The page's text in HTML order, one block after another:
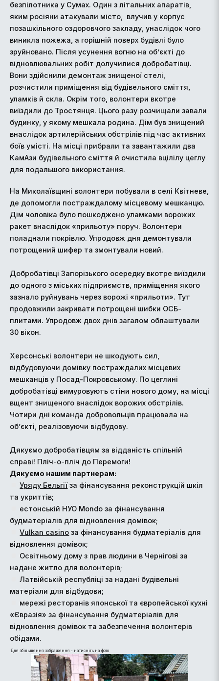
безпілотника у Сумах. Один з літальних апаратів,
яким росіяни атакували місто, влучив у корпус
позашкільного оздоровчого закладу, унаслідок чого
виникла пожежа, а горішній поверх будівлі було
зруйновано. Після усунення вогню на об’єкті до
відновлювальних робіт долучилися добробатівці.
Вони здійснили демонтаж знищеної стелі,
розчистили приміщення від будівельного сміття,
уламків й скла. Окрім того, волонтери вкотре
виїздили до Тростянця. Цього разу розчищали завали
будинку, у якому мешкала родина. Дім був знищений
внаслідок артилерійських обстрілів під час активних
боїв умісті. На місці прибрали та завантажили два
КамАзи будівельного сміття й очистила вцілілу цеглу
для подальшого використання.
На Миколаївщині волонтери побували в селі Квітневе,
де допомогли постраждалому місцевому мешканцю.
Дім чоловіка було пошкоджено уламками ворожих
ракет внаслідок «прильоту» поруч. Волонтери
поладнали покрівлю. Упродовж дня демонтували
потрощений шифер та змонтували новий.
Добробатівці Запорізького осередку вкотре виїздили
до одного з міських підприємств, приміщення якого
зазнало руйнувань через ворожі «прильоти». Тут
продовжили закривати потрощені шибки ОСБ-
плитами. Упродовж двох днів загалом облаштували
30 вікон.
Херсонські волонтери не шкодують сил,
відбудовуючи домівку постраждалих місцевих
мешканців у Посад-Покровському. По цеглині
добробатівці вимуровують стіни нового дому, на місці
вщент знищеного внаслідок ворожих обстрілів.
Чотири дні команда добровольців працювала на
об’єкті, реалізовуючи відбудову.
Дякуємо добробатівцям за відданість спільній
справі! Пліч-о-пліч до Перемоги!
Дякуємо нашим партнерам:
Уряду Бельгіїза фінансування реконструкцій шкіл
та укриттів;
естонській НУО Mondo за фінансування
будматеріалів для відновлення домівок;
Vulkan casino за фінансування будматеріалів для
відновлення домівок;
Освітньому дому з прав людини в Чернігові за
надане житло для волонтерів;
Латвійській республіці за надані будівельні
матеріали для відбудови;
мережі ресторанів японської та європейської кухні
«Євразія» за фінансування будматеріалів для
відновлення домівок та забезпечення волонтерів
обідами.
Для збільшення зображення - натисніть на фото